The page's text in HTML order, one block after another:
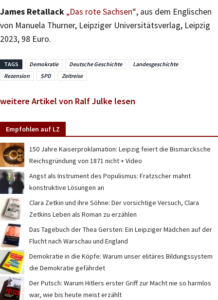
James Retallack „Das rote Sachsen“, aus dem Englischen
von Manuela Thurner, Leipziger Universitätsverlag, Leipzig
2023, 98 Euro.
TAGS Demokratie Deutsche Geschichte
Landesgeschichte
Rezension
SPD Zeitreise
weitere Artikel von Ralf Julke lesen
Empfohlen auf LZ
150 Jahre Kaiserproklamation: Leipzig feiert die Bismarcksche
Reichsgründung von 1871 nicht + Video
Angst als Instrument des Populismus: Fratzscher mahnt
konstruktive Lösungen an
Clara Zetkin und ihre Söhne: Der vorsichtige Versuch, Clara
Zetkins Leben als Roman zu erzählen
Das Tagebuch der Thea Gersten: Ein Leipziger Mädchen auf der
Flucht nach Warschau und England
Demokratie in die Köpfe: Warum unser elitäres Bildungssystem
die Demokratie gefährdet
Der Putsch: Warum Hitlers erster Griff zur Macht nie so harmlos
war, wie bis heute meist erzählt